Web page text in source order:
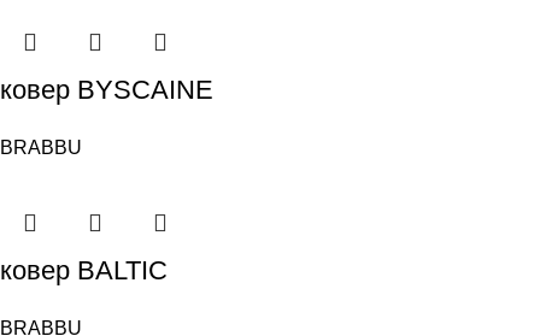
ковер BYSCAINE
BRABBU
ковер BALTIC
BRABBU